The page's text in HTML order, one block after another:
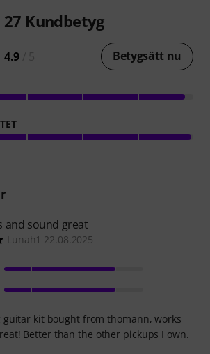
27 Kundbetyg
4.9 Betygsätt nu
and sound great
Lunah1 22.08.2025
guitar kit bought from thomann, works
Better than the other pickups I own.